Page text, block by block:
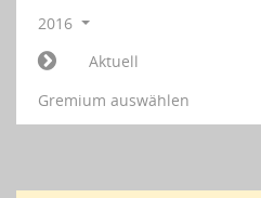
2016
Aktuell
Gremium auswählen